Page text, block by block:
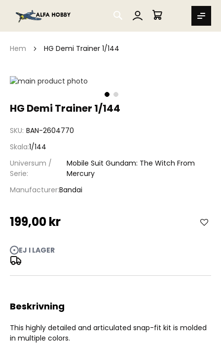
SEARCH
MIN VARUKORG
Hem HG Demi Trainer 1/144
HG Demi Trainer 1/144
SKU BAN-2604770
Skala 1/144
Universum /
Serie
Mobile Suit Gundam: The Witch From
Mercury
ManufacturerBandai
199,00 kr
EJ I LAGER
Hoppa
av
Hoppa
av
bildgalleriet
Beskrivning
This highly detailed and articulated snap-fit kit is molded
in multiple colors.